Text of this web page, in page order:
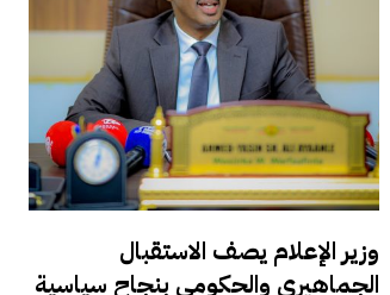
وزير الإعلام يصف الاستقبال
الجماهيري والحكومي بنجاح سياسية